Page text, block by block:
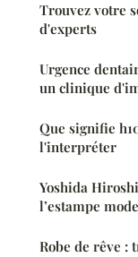
Trouvez votre
d'experts
Urgence
un clinique
Que signifie
l'interpréter
Yoshida
l’estampe
Robe de rêve :